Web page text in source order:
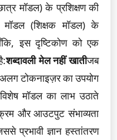
मॉडल) के प्रशिक्षण की
(शिक्षक मॉडल) के
इस दृष्टिकोण को एक
शब्दावली मेल नहीं खातीजब
टोकनाइज़र का उपयोग
मॉडल का लाभ उठाते
और आउटपुट संभाव्यता
प्रभावी ज्ञान हस्तांतरण